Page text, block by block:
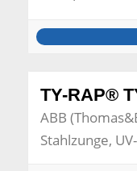
TY-RAP®
ABB
Stahlzunge,